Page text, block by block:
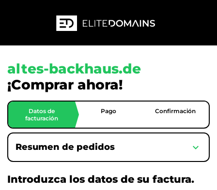
altes-backhaus.de
¡Comprar ahora!
Datos de
facturación
Pago Confirmación
Resumen de pedidos expand_more
Introduzca los datos de su factura.